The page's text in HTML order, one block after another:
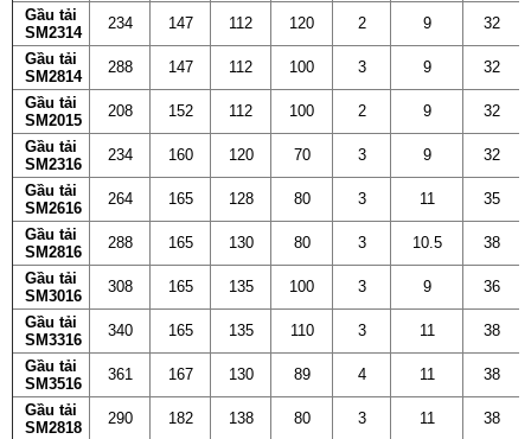
Gầu tải
SM2314
234 147 112 120 2 9
32
Gầu tải
SM2814
288 147 112 100 3 9
32
Gầu tải
SM2015
208 152 112 100 2 9
32
Gầu tải
SM2316
234 160 120 70 3 9
32
Gầu tải
SM2616
264 165 128 80 3 11
35
Gầu tải
SM2816
288 165 130 80 3 10.5
38
Gầu tải
SM3016
308 165 135 100 3 9
36
Gầu tải
SM3316
340 165 135 110 3 11
38
Gầu tải
SM3516
361 167 130 89 4 11
38
Gầu tải
SM2818
290 182 138 80 3 11
38